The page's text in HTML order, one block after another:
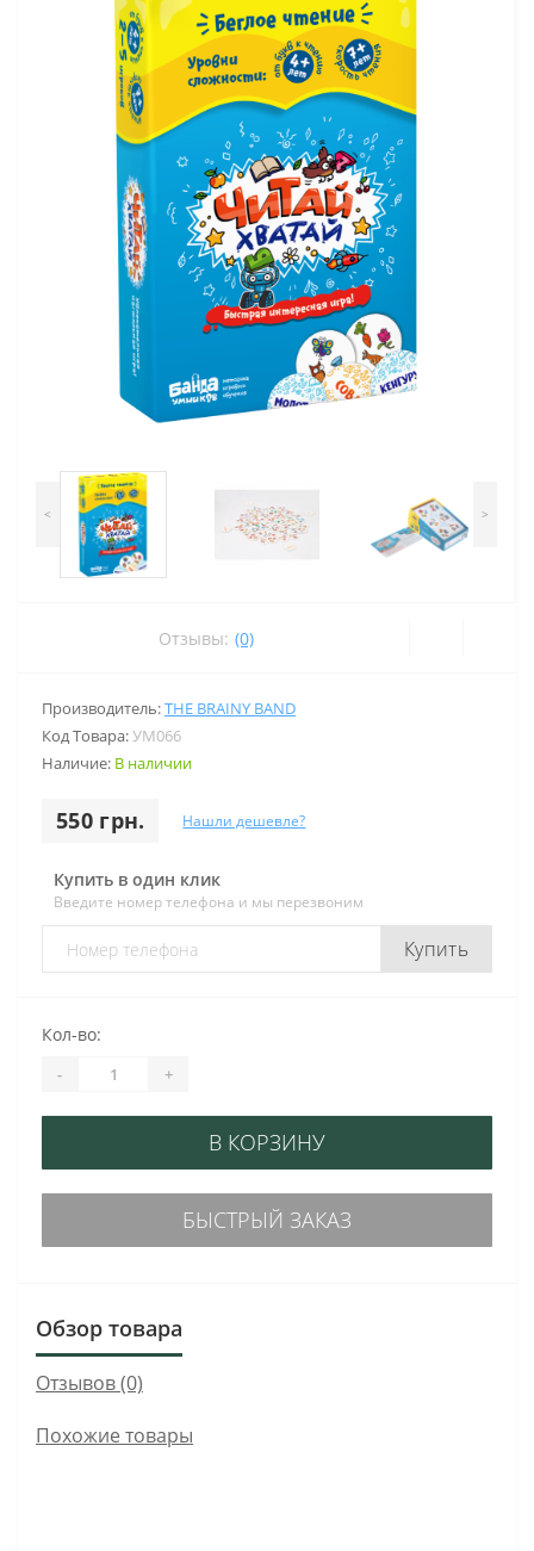
< >
Отзывы: (0)
Производитель:THE BRAINY BAND
Код Товара:УМ066
Наличие: В наличии
550 грн. Нашли дешевле?
Купить в один клик
Введите номер телефона и мы перезвоним
Купить
Кол-во:
- +
В КОРЗИНУ
БЫСТРЫЙ ЗАКАЗ
Обзор товара
Отзывов (0)
Похожие товары